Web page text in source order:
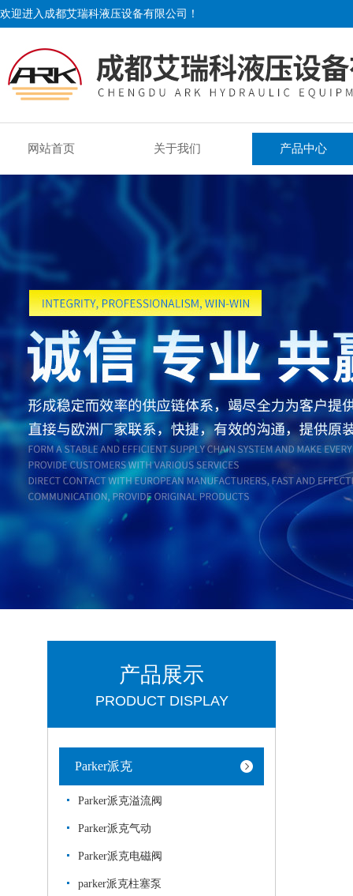
欢迎进入成都艾瑞科液压设备有限公司！
网站首页 关于我们 产品中心
产品展示
PRODUCT DISPLAY
Parker派克
Parker派克溢流阀
Parker派克气动
Parker派克电磁阀
parker派克柱塞泵